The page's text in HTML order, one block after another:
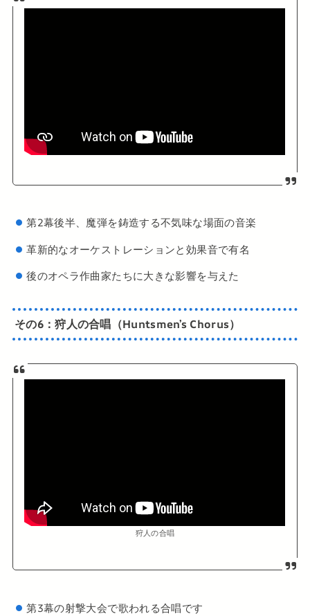
第2幕後半、魔弾を鋳造する不気味な場面の音楽
革新的なオーケストレーションと効果音で有名
後のオペラ作曲家たちに大きな影響を与えた
その6：狩人の合唱（Huntsmen’s Chorus）
狩人の合唱
第3幕の射撃大会で歌われる合唱です